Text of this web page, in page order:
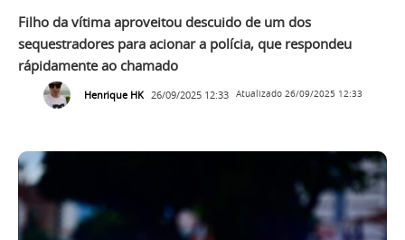
Filho da vítima aproveitou descuido de um dos
sequestradores para acionar a polícia, que respondeu
rápidamente ao chamado
Henrique HK 26/09/2025 12:33 Atualizado 26/09/2025 12:33